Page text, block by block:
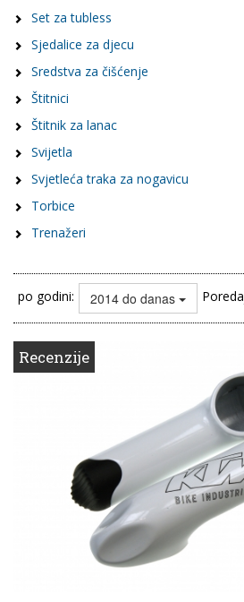
Set za tubless
Sjedalice za djecu
Sredstva za čišćenje
Štitnici
Štitnik za lanac
Svijetla
Svjetleća traka za nogavicu
Torbice
Trenažeri
po godini: 2014 do danas
Recenzije